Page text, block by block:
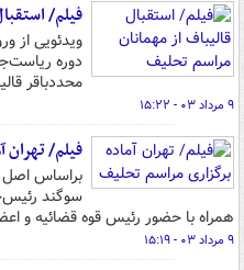
فیلم/
ویدئویی از
دوره
محددباقر
۹ مرداد ۰۳ - ۱۵:۲۲
فیلم/ تهران
سوگند
همراه با حضور رئیس قوه قضائیه و
۹ مرداد ۰۳ - ۱۵:۱۹